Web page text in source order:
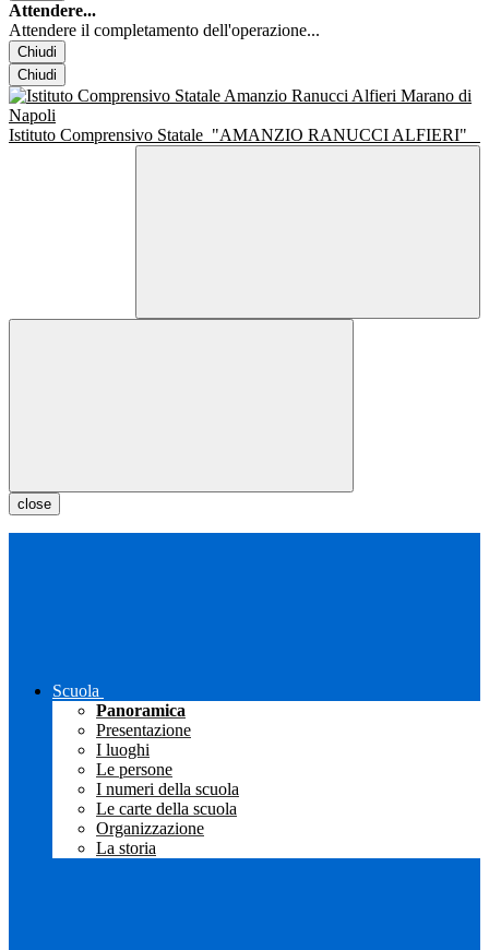
Attendere...
Attendere il completamento dell'operazione...
Chiudi
Chiudi
Istituto Comprensivo Statale "AMANZIO RANUCCI ALFIERI"
close
Scuola
Panoramica
Presentazione
I luoghi
Le persone
I numeri della scuola
Le carte della scuola
Organizzazione
La storia